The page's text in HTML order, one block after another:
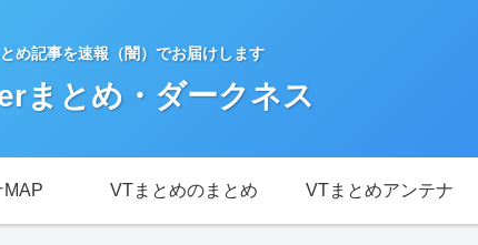
め記事を速報（闇）でお届けします
まとめ・ダークネス
MAP VTまとめのまとめ VTまとめアンテナ